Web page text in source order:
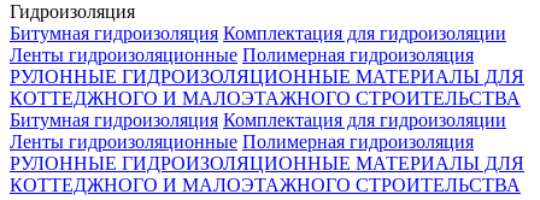
Гидроизоляция
Битумная гидроизоляция Комплектация для гидроизоляции
Ленты гидроизоляционные Полимерная гидроизоляция
РУЛОННЫЕ ГИДРОИЗОЛЯЦИОННЫЕ МАТЕРИАЛЫ ДЛЯ
КОТТЕДЖНОГО И МАЛОЭТАЖНОГО СТРОИТЕЛЬСТВА
Битумная гидроизоляция Комплектация для гидроизоляции
Ленты гидроизоляционные Полимерная гидроизоляция
РУЛОННЫЕ ГИДРОИЗОЛЯЦИОННЫЕ МАТЕРИАЛЫ ДЛЯ
КОТТЕДЖНОГО И МАЛОЭТАЖНОГО СТРОИТЕЛЬСТВА